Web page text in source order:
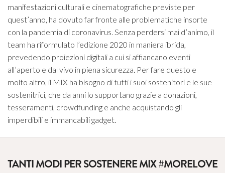
manifestazioni culturali e cinematografiche previste per
quest’anno, ha dovuto far fronte alle problematiche insorte
con la pandemia di coronavirus. Senza perdersi mai d’animo, il
team ha riformulato l’edizione 2020 in maniera ibrida,
prevedendo proiezioni digitali a cui si affiancano eventi
all’aperto e dal vivo in piena sicurezza. Per fare questo e
molto altro, il MIX ha bisogno di tutti i suoi sostenitori e le sue
sostenitrici, che da anni lo supportano grazie a donazioni,
tesseramenti, crowdfunding e anche acquistando gli
imperdibili e immancabili gadget.
TANTI MODI PER SOSTENERE MIX #MORELOVE